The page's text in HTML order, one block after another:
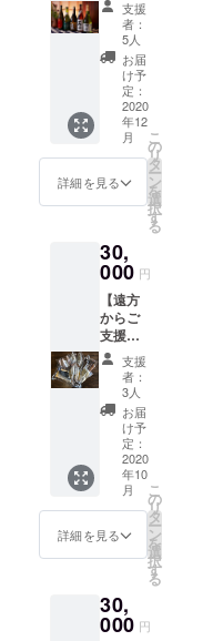
方】 日
本酒
BAR
オープ
ン前の
お披露
目会へ
ご招待
＋お礼
のお手
紙 ※開
ては、
後日個
別にご
連絡さ
せてい
ただき
ます。
※複数日
予定を
してい
ます。
支援
者：
5人
お届
け予
定：
2020
年12
月
詳細を見る
こ
の
リ
タ
ー
ン
を
選
択
す
る
30,
000 円
【遠方
からご
支援い
ただけ
る方】
北浦の
美味し
いギフ
ト（お
魚の干
物）＋
お礼の
お手紙
支援
者：
3人
お届
け予
定：
2020
年10
月
詳細を見る
こ
の
リ
タ
ー
ン
を
選
択
す
る
30,
000 円